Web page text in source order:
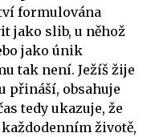
formulována
jako slib, u něhož
jako únik
tak není. Ježíš žije
přináší, obsahuje
tedy ukazuje, že
životě,